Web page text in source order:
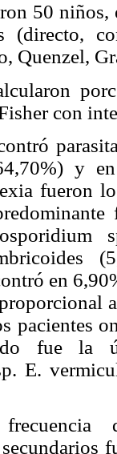
50 niños,
(directo,
Quenzel,
con
y
fueron
en
pacientes
fue la
E.